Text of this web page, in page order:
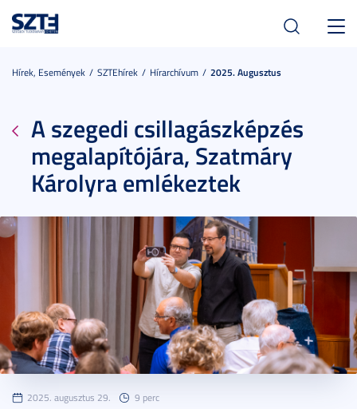
Hírek, Események SZTEhírek Hírarchívum 2025. Augusztus
A szegedi csillagászképzés
megalapítójára, Szatmáry
Károlyra emlékeztek
2025. augusztus 29. 9 perc